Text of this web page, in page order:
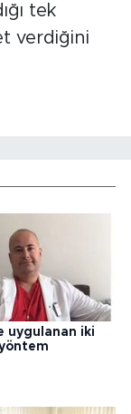
tek
verdiğini
uygulanan iki